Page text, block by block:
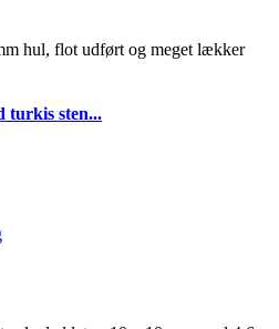
hul, flot udført og meget lækker
turkis sten...